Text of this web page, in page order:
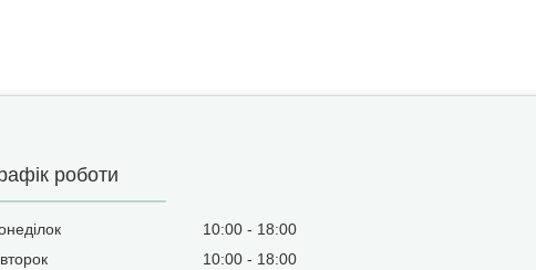
роботи
10:00
18:00
10:00
18:00